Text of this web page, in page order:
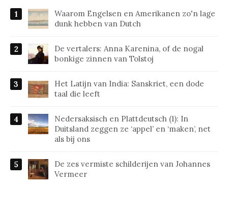
Waarom Engelsen en Amerikanen zo'n lage
dunk hebben van Dutch
De vertalers: Anna Karenina, of de nogal
bonkige zinnen van Tolstoj
Het Latijn van India: Sanskriet, een dode
taal die leeft
Nedersaksisch en Plattdeutsch (1): In
Duitsland zeggen ze ‘appel’ en ‘maken’, net
als bij ons
De zes vermiste schilderijen van Johannes
Vermeer